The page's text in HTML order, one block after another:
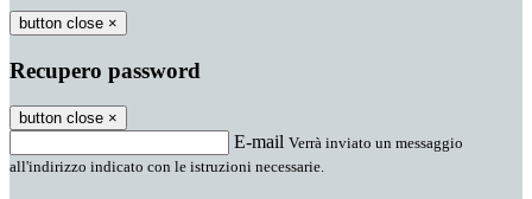
button close ×
Recupero password
button close ×
E-mail Verrà inviato un messaggio
all'indirizzo indicato con le istruzioni necessarie.